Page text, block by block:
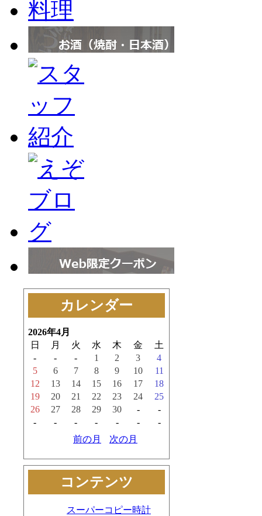
カレンダー
2026年4月
日
月 火 水 木 金
土
-
- - 1 2 3
4
5
6 7 8 9 10
11
12
13 14 15 16 17
18
19
20 21 22 23 24
25
26
27 28 29 30 -
-
-
- - - - -
-
前の月
次の月
コンテンツ
スーパーコピー時計